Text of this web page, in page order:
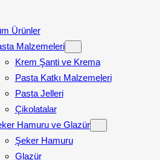
Ürünler
Malzemeleri
Krem Şanti ve Krema
Pasta Katkı Malzemeleri
Pasta Jelleri
Çikolatalar
Hamuru ve Glazür
Şeker Hamuru
Glazür